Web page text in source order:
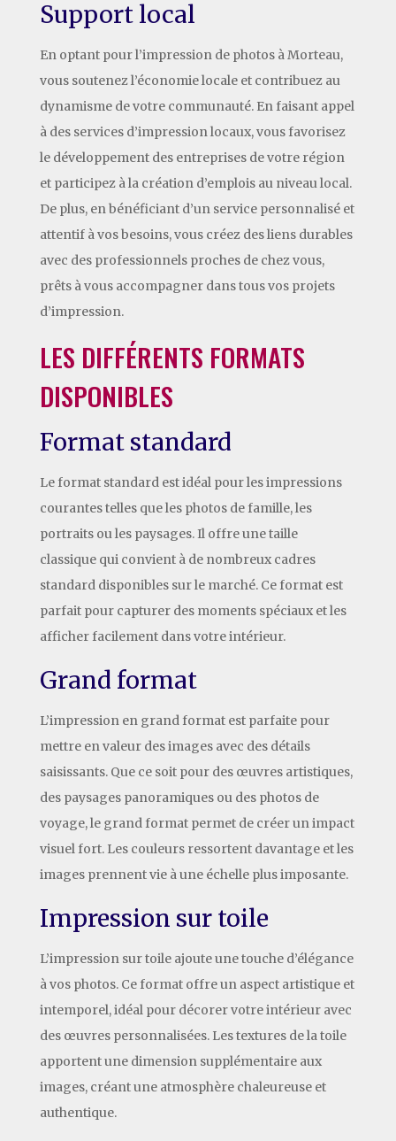
Support local
En optant pour l’impression de photos à Morteau,
vous soutenez l’économie locale et contribuez au
dynamisme de votre communauté. En faisant appel
à des services d’impression locaux, vous favorisez
le développement des entreprises de votre région
et participez à la création d’emplois au niveau local.
De plus, en bénéficiant d’un service personnalisé et
attentif à vos besoins, vous créez des liens durables
avec des professionnels proches de chez vous,
prêts à vous accompagner dans tous vos projets
d’impression.
LES DIFFÉRENTS FORMATS
DISPONIBLES
Format standard
Le format standard est idéal pour les impressions
courantes telles que les photos de famille, les
portraits ou les paysages. Il offre une taille
classique qui convient à de nombreux cadres
standard disponibles sur le marché. Ce format est
parfait pour capturer des moments spéciaux et les
afficher facilement dans votre intérieur.
Grand format
L’impression en grand format est parfaite pour
mettre en valeur des images avec des détails
saisissants. Que ce soit pour des œuvres artistiques,
des paysages panoramiques ou des photos de
voyage, le grand format permet de créer un impact
visuel fort. Les couleurs ressortent davantage et les
images prennent vie à une échelle plus imposante.
Impression sur toile
L’impression sur toile ajoute une touche d’élégance
à vos photos. Ce format offre un aspect artistique et
intemporel, idéal pour décorer votre intérieur avec
des œuvres personnalisées. Les textures de la toile
apportent une dimension supplémentaire aux
images, créant une atmosphère chaleureuse et
authentique.